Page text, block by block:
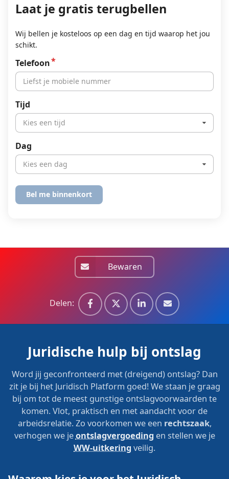
Laat je gratis terugbellen
Wij bellen je kosteloos op een dag en tijd waarop het jou
schikt.
Telefoon
Tijd
Kies een tijd
Dag
Kies een dag
Bewaren
Delen:
Juridische hulp bij ontslag
Word jij geconfronteerd met (dreigend) ontslag? Dan
zit je bij het Juridisch Platform goed! We staan je graag
bij om tot de meest gunstige ontslagvoorwaarden te
komen. Vlot, praktisch en met aandacht voor de
arbeidsrelatie. Zo voorkomen we een rechtszaak,
verhogen we jeontslagvergoeding en stellen we je
WW-uitkering veilig.